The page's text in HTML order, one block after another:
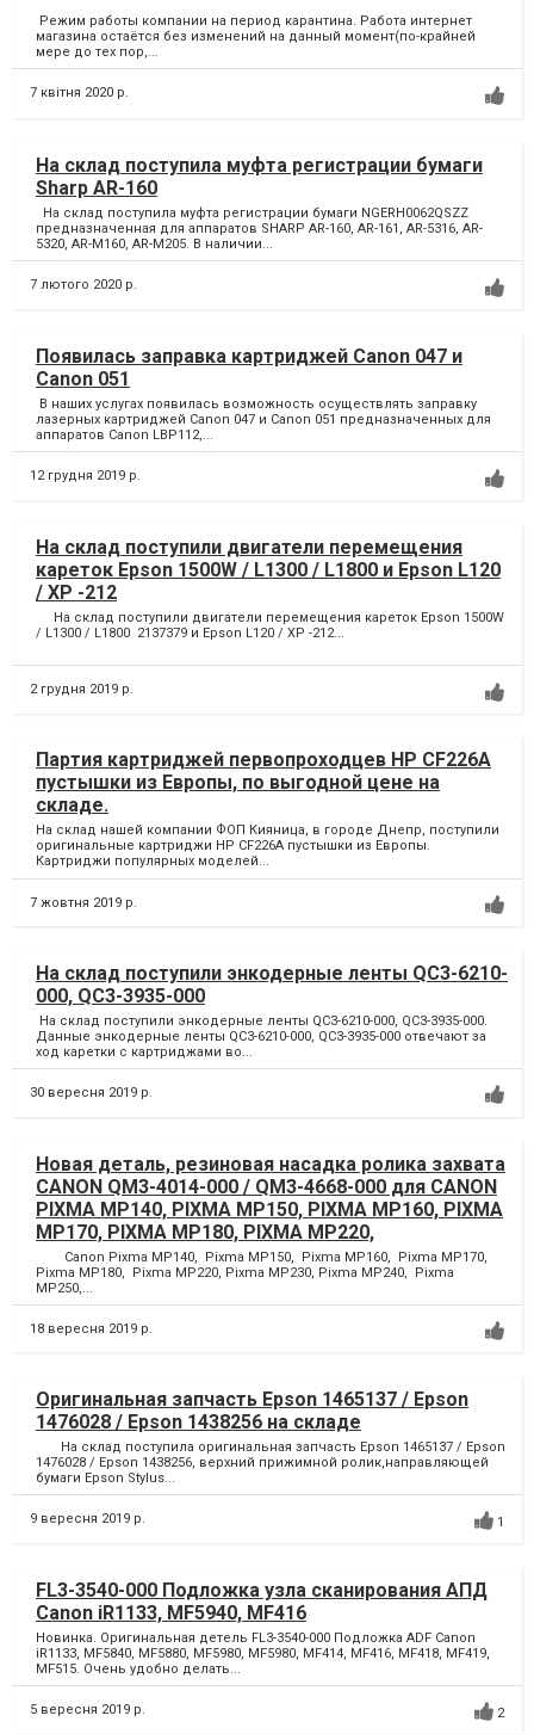
Режим работы компании на период карантина. Работа интернет
магазина остаётся без изменений на данный момент(по-крайней
мере до тех пор,...
7 квітня 2020 р.
На склад поступила муфта регистрации бумаги
Sharp AR-160
На склад поступила муфта регистрации бумаги NGERH0062QSZZ
предназначенная для аппаратов SHARP AR-160, AR-161, AR-5316, AR-
5320, AR-M160, AR-M205. В наличии...
7 лютого 2020 р.
Появилась заправка картриджей Canon 047 и
Canon 051
В наших услугах появилась возможность осуществлять заправку
лазерных картриджей Canon 047 и Canon 051 предназначенных для
аппаратов Canon LBP112,...
12 грудня 2019 р.
На склад поступили двигатели перемещения
кареток Epson 1500W / L1300 / L1800 и Epson L120
/ XP -212
На склад поступили двигатели перемещения кареток Epson 1500W
/ L1300 / L1800 2137379 и Epson L120 / XP -212...
2 грудня 2019 р.
Партия картриджей первопроходцев HP CF226A
пустышки из Европы, по выгодной цене на
складе.
На склад нашей компании ФОП Кияница, в городе Днепр, поступили
оригинальные картриджи HP CF226A пустышки из Европы.
Картриджи популярных моделей...
7 жовтня 2019 р.
На склад поступили энкодерные ленты QC3-6210-
000, QC3-3935-000
На склад поступили энкодерные ленты QC3-6210-000, QC3-3935-000.
Данные энкодерные ленты QC3-6210-000, QC3-3935-000 отвечают за
ход каретки с картриджами во...
30 вересня 2019 р.
Новая деталь, резиновая насадка ролика захвата
CANON QM3-4014-000 / QM3-4668-000 для CANON
PIXMA MP140, PIXMA MP150, PIXMA MP160, PIXMA
MP170, PIXMA MP180, PIXMA MP220,
Canon Pixma MP140, Pixma MP150, Pixma MP160, Pixma MP170,
Pixma MP180, Pixma MP220, Pixma MP230, Pixma MP240, Pixma
MP250,...
18 вересня 2019 р.
Оригинальная запчасть Epson 1465137 / Epson
1476028 / Epson 1438256 на складе
На склад поступила оригинальная запчасть Epson 1465137 / Epson
1476028 / Epson 1438256, верхний прижимной ролик,направляющей
бумаги Epson Stylus...
9 вересня 2019 р. 1
FL3-3540-000 Подложка узла сканирования АПД
Canon iR1133, MF5940, MF416
Новинка. Оригинальная детель FL3-3540-000 Подложка ADF Canon
iR1133, MF5840, MF5880, MF5980, MF5980, MF414, MF416, MF418, MF419,
MF515. Очень удобно делать...
5 вересня 2019 р. 2